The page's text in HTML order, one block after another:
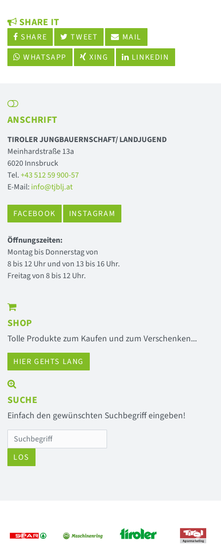
SHARE IT
SHARE TWEET
MAIL
WHATSAPP
XING LINKEDIN
ANSCHRIFT
TIROLER JUNGBAUERNSCHAFT/ LANDJUGEND
Meinhardstraße 13a
6020 Innsbruck
Tel.+43 512 59 900-57
E-Mail: info@tjblj.at
FACEBOOK INSTAGRAM
Öffnungszeiten:
Montag bis Donnerstag von
8 bis 12 Uhr und von 13 bis 16 Uhr.
Freitag von 8 bis 12 Uhr.
SHOP
Tolle Produkte zum Kaufen und zum Verschenken...
HIER GEHTS LANG
SUCHE
Einfach den gewünschten Suchbegriff eingeben!
LOS
Previous Next